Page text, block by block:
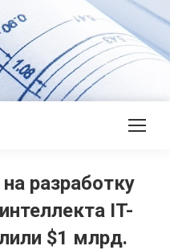
разработку
IT-
$1 млрд.